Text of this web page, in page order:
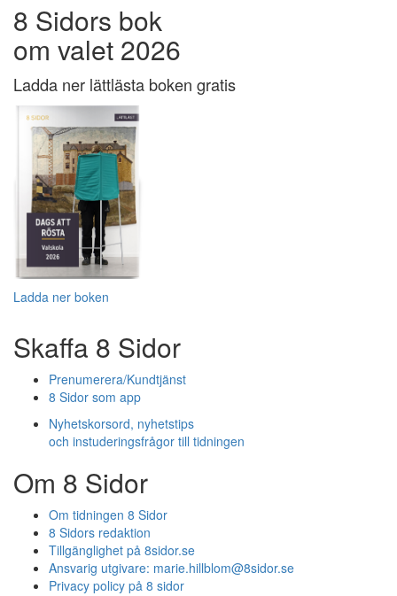
8 Sidors bok
om valet 2026
Ladda ner lättlästa boken gratis
Ladda ner boken
Skaffa 8 Sidor
Prenumerera/Kundtjänst
8 Sidor som app
Nyhetskorsord, nyhetstips
och instuderingsfrågor till tidningen
Om 8 Sidor
Om tidningen 8 Sidor
8 Sidors redaktion
Tillgänglighet på 8sidor.se
Ansvarig utgivare: marie.hillblom@8sidor.se
Privacy policy på 8 sidor